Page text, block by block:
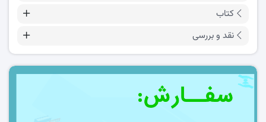
کتاب
نقد و بررسی